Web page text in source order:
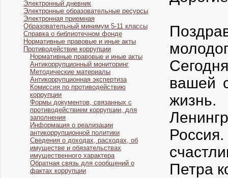
Электронный дневник
Электронные образовательные ресурсы
Электронная приемная
Образовательный минимум 5-11 классы
Справка о библиотечном фонде
Нормативные правовые и иные акты
Противодействие коррупции
Нормативные правовые и иные акты
Антикоррупционный мониторинг
Методические материалы
Антикоррупционная экспертиза
Комиссия по противодействию
коррупции
Формы документов, связанных с
противодействием коррупции, для
заполнения
Информация о реализации
антикоррупционной политики
Сведения о доходах, расходах, об
имуществе и обязательствах
имущественного характера
Обратная связь для сообщений о
фактах коррупции
вашей
жизнь.
Петра